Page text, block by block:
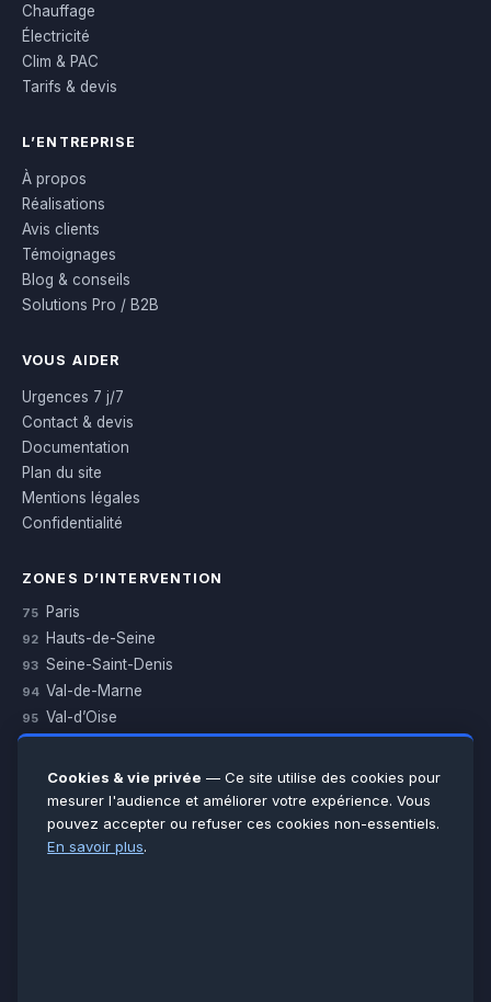
Chauffage
Électricité
Clim & PAC
Tarifs & devis
L’ENTREPRISE
À propos
Réalisations
Avis clients
Témoignages
Blog & conseils
Solutions Pro / B2B
VOUS AIDER
Urgences 7 j/7
Contact & devis
Documentation
Plan du site
Mentions légales
Confidentialité
ZONES D’INTERVENTION
75 Paris
92 Hauts-de-Seine
93 Seine-Saint-Denis
94 Val-de-Marne
95 Val-d’Oise
Essonne
Seine-et-Marne
Voir toutes les villes →
Cookies & vie privée — Ce site utilise des cookies pour
mesurer l'audience et améliorer votre expérience. Vous
pouvez accepter ou refuser ces cookies non-essentiels.
En savoir plus.